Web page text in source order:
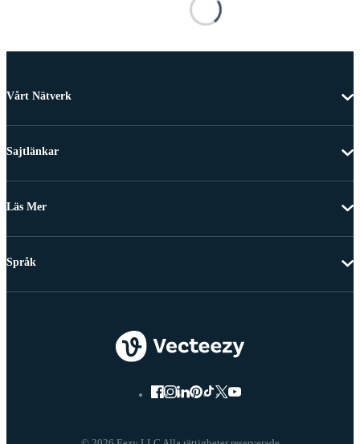
Vårt Nätverk
Sajtlänkar
Läs Mer
Språk